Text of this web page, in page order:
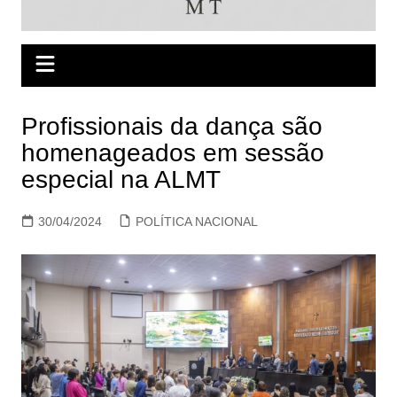
Profissionais da dança são
homenageados em sessão
especial na ALMT
30/04/2024 POLÍTICA NACIONAL